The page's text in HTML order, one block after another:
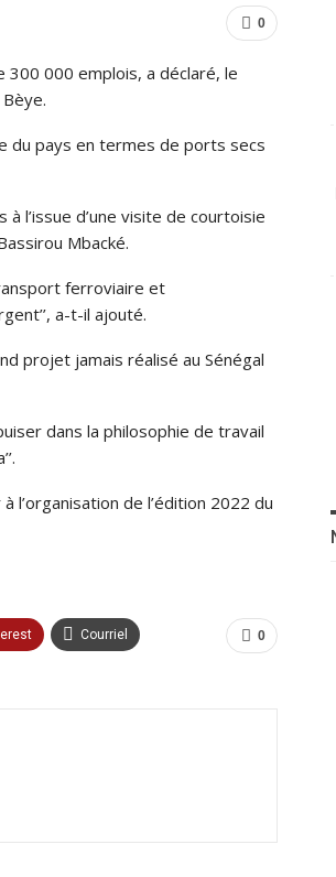
0
000 emplois, a déclaré, le
du pays en termes de ports secs
l’issue d’une visite de courtoisie
Mbacké.
ferroviaire et
a-t-il ajouté.
projet jamais réalisé au Sénégal
dans la philosophie de travail
de l’édition 2022 du
0
Courriel